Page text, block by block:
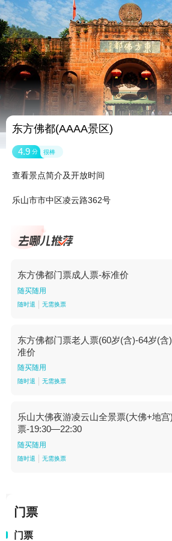
东方佛都(AAAA景区)
4.9 分 很棒
查看景点简介及开放时间
乐山市市中区凌云路362号
东方佛都门票成人票-标准价
随买随用
随时退 无需换票
东方佛都门票老人票(60岁(含)-64岁(含
准价
随买随用
随时退 无需换票
乐山大佛夜游凌云山全景票(大佛+地宫
票-19:30—22:30
随买随用
随时退 无需换票
门票
门票
